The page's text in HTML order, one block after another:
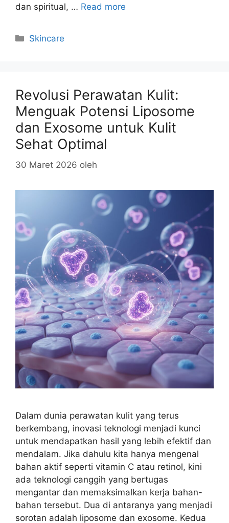
dan spiritual, … Read more
Kategori
Skincare
Revolusi Perawatan Kulit:
Menguak Potensi Liposome
dan Exosome untuk Kulit
Sehat Optimal
30 Maret 2026 oleh
Dalam dunia perawatan kulit yang terus
berkembang, inovasi teknologi menjadi kunci
untuk mendapatkan hasil yang lebih efektif dan
mendalam. Jika dahulu kita hanya mengenal
bahan aktif seperti vitamin C atau retinol, kini
ada teknologi canggih yang bertugas
mengantar dan memaksimalkan kerja bahan-
bahan tersebut. Dua di antaranya yang menjadi
sorotan adalah liposome dan exosome. Kedua